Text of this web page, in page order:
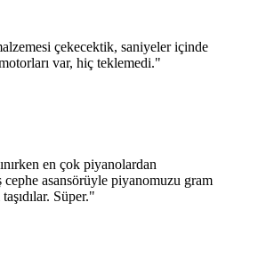
çekecektik, saniyeler içinde
var, hiç teklemedi."
en çok piyanolardan
asansörüyle piyanomuzu gram
Süper."